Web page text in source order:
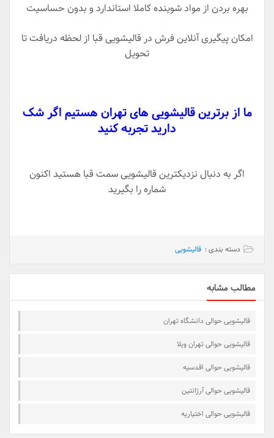
بهره بردن از مواد شوینده کاملا استاندارد و بدون حساسیت
امکان پیگیری آنلاین فرش در قالیشویی قبا از لحظه دریافت تا
تحویل
ما از برترین قالیشویی های تهران هستیم اگر شک
دارید تجربه کنید
اگر به دنبال نزدیکترین قالیشویی سمت قبا هستید اکنون
شماره را بگیرید
دسته بندی : قالیشویی
مطالب مشابه
قالیشویی حوالی دانشگاه تهران
قالیشویی حوالی تهران ویلا
قالیشویی حوالی اقدسیه
قالیشویی حوالی آرژانتین
قالیشویی حوالی اختیاریه